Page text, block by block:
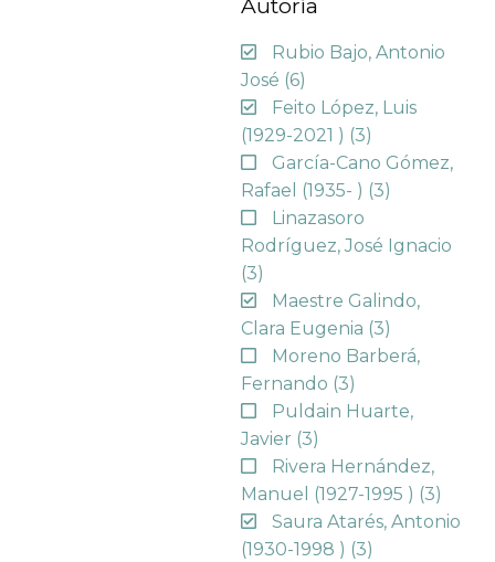
Autoría
Rubio Bajo, Antonio
José (6)
Feito López, Luis
(1929-2021 ) (3)
García-Cano Gómez,
Rafael (1935- ) (3)
Linazasoro
Rodríguez, José Ignacio
(3)
Maestre Galindo,
Clara Eugenia (3)
Moreno Barberá,
Fernando (3)
Puldain Huarte,
Javier (3)
Rivera Hernández,
Manuel (1927-1995 ) (3)
Saura Atarés, Antonio
(1930-1998 ) (3)